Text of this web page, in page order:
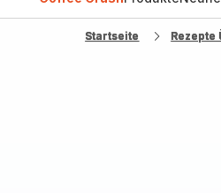
Startseite Rezepte